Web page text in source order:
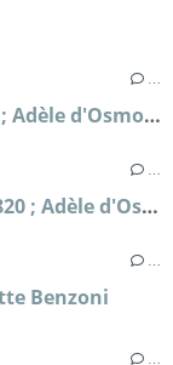
Mémoires : de 1820 à 1848 (volume 2) ; Adèle d'Osmond comtesse de Boigne
Mémoires : du règne de Louis XVI à 1820 ; Adèle d'Osmond, comtesse de Boigne
Benzoni